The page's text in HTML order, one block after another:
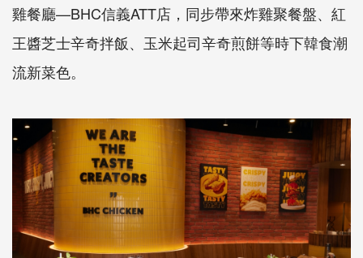
雞餐廳—BHC信義ATT店， 同步帶來炸雞聚餐盤、紅
王醬芝士辛奇拌飯、玉米起司辛奇煎餅等時下韓食潮
流新菜色。